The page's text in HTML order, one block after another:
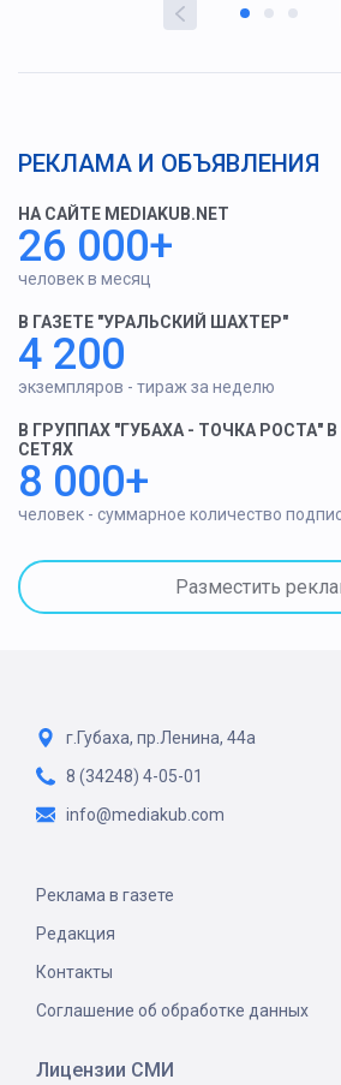
РЕКЛАМА И ОБЪЯВЛЕНИЯ
НА САЙТЕ MEDIAKUB.NET
26 000+
человек в месяц
В ГАЗЕТЕ "УРАЛЬСКИЙ ШАХТЕР"
4 200
экземпляров - тираж за неделю
В ГРУППАХ "ГУБАХА - ТОЧКА РОСТА"
СЕТЯХ
8 000+
человек - суммарное количество
Разместить
г.Губаха, пр.Ленина, 44а
8 (34248) 4-05-01
info@mediakub.com
Реклама в газете
Редакция
Контакты
Соглашение об обработке данных
Лицензии СМИ